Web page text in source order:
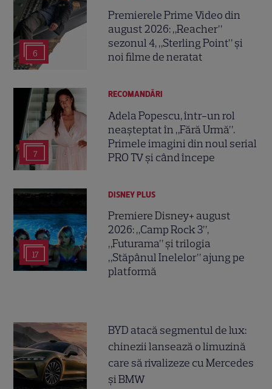
6
Premierele Prime Video din
august 2026: „Reacher”
sezonul 4, „Sterling Point” și
noi filme de neratat
7
RECOMANDĂRI
Adela Popescu, într-un rol
neașteptat în „Fără Urmă”.
Primele imagini din noul serial
PRO TV și când începe
17
DISNEY PLUS
Premiere Disney+ august
2026: „Camp Rock 3”,
„Futurama” și trilogia
„Stăpânul Inelelor” ajung pe
platformă
BYD atacă segmentul de lux:
chinezii lansează o limuzină
care să rivalizeze cu Mercedes
și BMW